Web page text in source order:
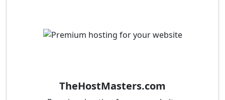
TheHostMasters.com